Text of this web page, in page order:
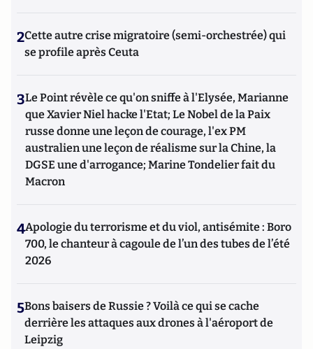
2Cette autre crise migratoire (semi-orchestrée) qui
se profile après Ceuta
3Le Point révèle ce qu'on sniffe à l'Elysée, Marianne
que Xavier Niel hacke l'Etat; Le Nobel de la Paix
russe donne une leçon de courage, l'ex PM
australien une leçon de réalisme sur la Chine, la
DGSE une d'arrogance; Marine Tondelier fait du
Macron
4Apologie du terrorisme et du viol, antisémite : Boro
700, le chanteur à cagoule de l’un des tubes de l’été
2026
5Bons baisers de Russie ? Voilà ce qui se cache
derrière les attaques aux drones à l'aéroport de
Leipzig